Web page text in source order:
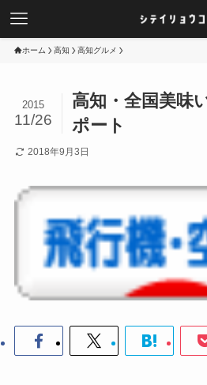
ホーム 高知 高知グルメ
高知・全国美味
ポート
2015
11/26
2018年9月3日